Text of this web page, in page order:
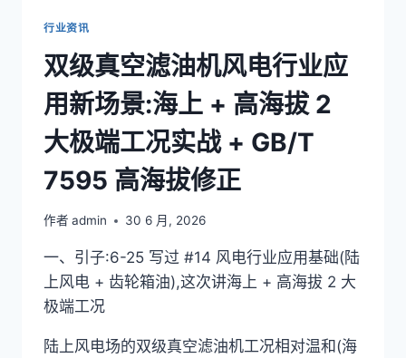
+
3
类
核
心
测
试
+
防
3
求
+
国
行业资讯
双级真空滤油机风电行业应
用新场景:海上 + 高海拔 2
大极端工况实战 + GB/T
7595 高海拔修正
作者 admin 30 6 月, 2026
一、引子:6-25 写过 #14 风电行业应用基础(陆
上风电 + 齿轮箱油),这次讲海上 + 高海拔 2 大
极端工况
陆上风电场的双级真空滤油机工况相对温和(海